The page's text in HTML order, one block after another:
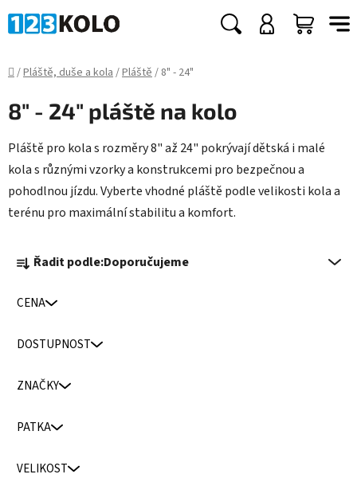
na
Hledat
Domů
/Pláště, duše a kola/Pláště/ 8" - 24"
8" - 24" pláště na kolo
Pláště pro kola s rozměry 8" až 24" pokrývají dětská i malé
kola s různými vzorky a konstrukcemi pro bezpečnou a
pohodlnou jízdu. Vyberte vhodné pláště podle velikosti kola a
terénu pro maximální stabilitu a komfort.
a
e
n
o
d
u
Řadit podle:Doporučujeme
CENA
DOSTUPNOST
ZNAČKY
PATKA
VELIKOST